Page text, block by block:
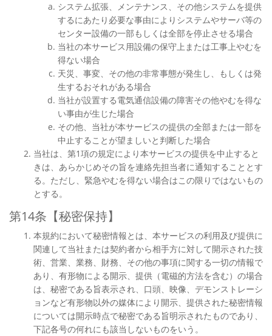
システム拡張、メンテナンス、その他システムを提供
するにあたり必要な事由によりシステムやサーバ等の
センター設備の一部もしくは全部を停止させる場合
当社の本サービス用設備の保守上または工事上やむを
得ない場合
天災、事変、その他の非常事態が発生し、もしくは発
生するおそれがある場合
当社が設置する電気通信設備の障害その他やむを得な
い事由が生じた場合
その他、当社が本サービスの提供の全部または一部を
中止することが望ましいと判断した場合
当社は、第1項の規定により本サービスの提供を中止すると
きは、あらかじめその旨を連絡先担当者に通知することとす
る。ただし、緊急やむを得ない場合はこの限りではないもの
とする。
第14条【秘密保持】
本規約において秘密情報とは、本サービスの利用及び提供に
関連して当社または契約者から相手方に対して開示された技
術、営業、業務、財務、その他の事項に関する一切の情報で
あり、有形物による開示、提供（電磁的方法を含む）の場合
は、秘密である旨表示され、口頭、映像、デモンストレーシ
ョンなど有形物以外の媒体により開示、提供された秘密情報
については開示時点で秘密である旨明示されたものであり、
下記各号の何れにも該当しないものをいう。